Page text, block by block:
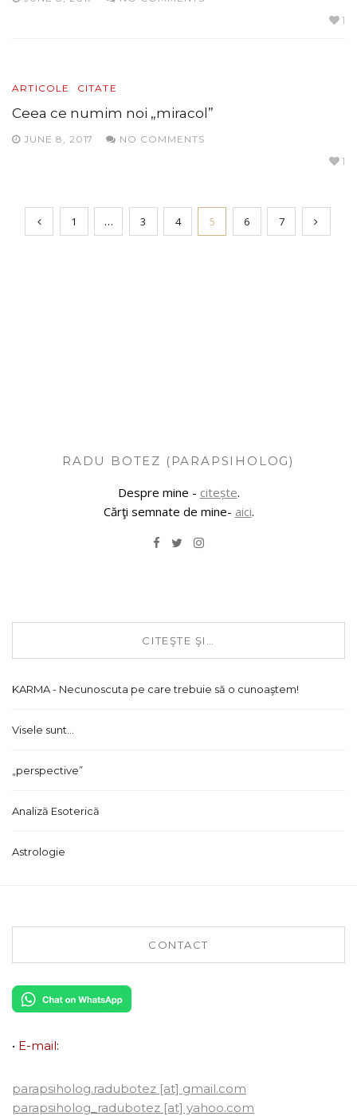
1
ARTICOLE CITATE
Ceea ce numim noi „miracol”
JUNE 8, 2017 NO COMMENTS
1
1 … 3 4 5 6 7
RADU BOTEZ (PARAPSIHOLOG)
Despre mine - citește.
Cărţi semnate de mine- aici.
CITEŞTE ŞI…
KARMA - Necunoscuta pe care trebuie să o cunoaştem!
Visele sunt...
„perspective”
Analiză Esoterică
Astrologie
CONTACT
• E-mail:
parapsiholog.radubotez [at] gmail.com
parapsiholog_radubotez [at] yahoo.com